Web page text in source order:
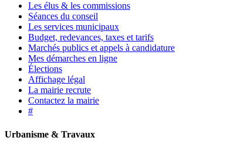
Les élus & les commissions
Séances du conseil
Les services municipaux
Budget, redevances, taxes et tarifs
Marchés publics et appels à candidature
Mes démarches en ligne
Élections
Affichage légal
La mairie recrute
Contactez la mairie
#
Urbanisme & Travaux